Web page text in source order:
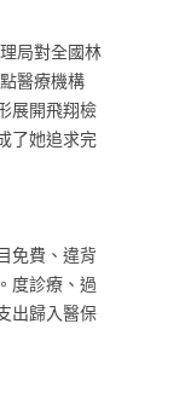
局對全國林
醫療機構
展開飛翔檢
了她追求完
免費、違背
度診療、過
出歸入醫保